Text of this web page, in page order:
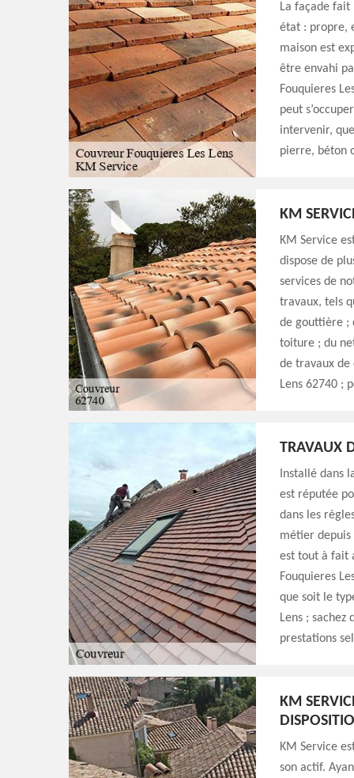
La façade
état : propre,
maison est
être envahi
Fouquieres
peut
intervenir,
pierre, béton
KM
KM Service
dispose de
services de
travaux, tels
de gouttière ;
toiture ; du
de travaux de
Lens 62740 ;
TRAVAUX
Installé dans
est réputée
dans les
métier depuis
est tout à fait
Fouquieres
que soit le
Lens ;
prestations
KM
KM Service
son actif.